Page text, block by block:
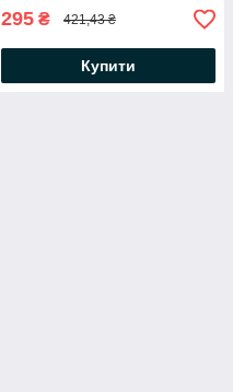
295 ₴ 421,43 ₴
Купити